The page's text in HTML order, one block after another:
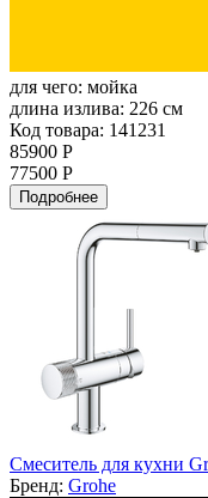
для чего: мойка
длина излива: 226 см
Код товара: 141231
85900 Р
77500 Р
Подробнее
Смеситель для кухни
Бренд: Grohe